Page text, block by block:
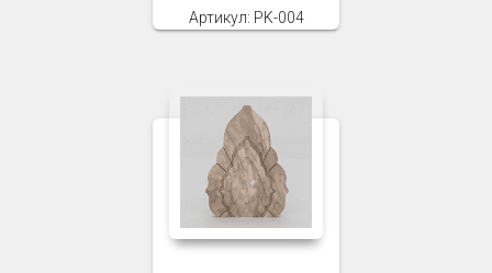
Артикул: PK-004